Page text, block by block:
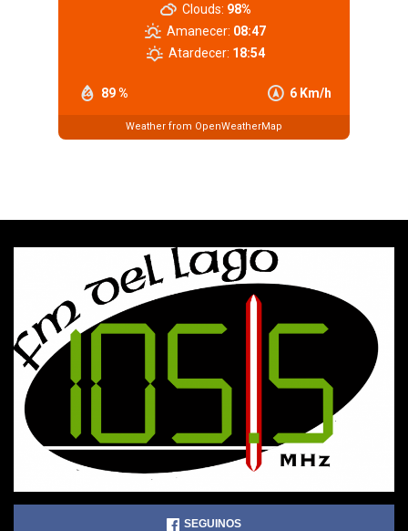
89 % 6 Km/h
Clouds: 98%
Amanecer: 08:47
Atardecer: 18:54
Weather from OpenWeatherMap
SEGUINOS